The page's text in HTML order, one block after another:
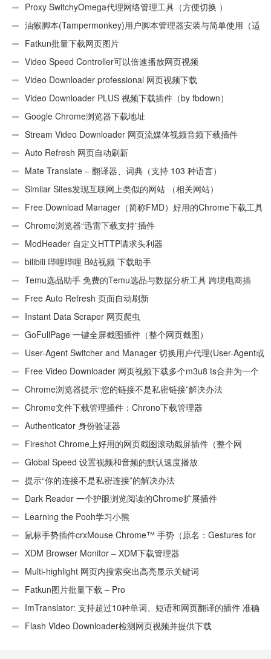
Proxy SwitchyOmega代理网络管理工具（方便切换 ）
油猴脚本(Tampermonkey)用户脚本管理器安装与简单使用（适
用Android）
Fatkun批量下载网页图片
Video Speed Controller可以倍速播放网页视频
Video Downloader professional 网页视频下载
Video Downloader PLUS 视频下载插件（by fbdown）
Google Chrome浏览器下载地址
Stream Video Downloader 网页流媒体视频音频下载插件
Auto Refresh 网页自动刷新
Mate Translate – 翻译器、词典（支持 103 种语言）
Similar Sites发现互联网上类似的网站 （相关网站）
Free Download Manager（简称FMD）好用的Chrome下载工具
插件Chrome浏览器“迅雷下载支持”插件
ModHeader 自定义HTTP请求头利器
bilibili 哔哩哔哩 B站视频 下载助手
Temu选品助手 免费的Temu选品与数据分析工具 跨境电商插
件 Free Auto Refresh 页面自动刷新
Instant Data Scraper 网页爬虫
GoFullPage 一键全屏截图插件（整个网页截图）
User-Agent Switcher and Manager 切换用户代理(User-Agent或
UA)Free Video Downloader 网页视频下载多个m3u8 ts合并为一个
ts文件Chrome浏览器提示“您的链接不是私密链接”解决办法
Chrome文件下载管理插件：Chrono下载管理器
Authenticator 身份验证器
Fireshot Chrome上好用的网页截图滚动截屏插件（整个网
页）Global Speed 设置视频和音频的默认速度播放
提示“你的连接不是私密连接”的解决办法
Dark Reader 一个护眼浏览阅读的Chrome扩展插件
Learning the Pooh学习小熊
鼠标手势插件crxMouse Chrome™ 手势（原名：Gestures for
Chrome(TM)汉化版）
XDM Browser Monitor – XDM下载管理器
Multi-highlight 网页内搜索突出高亮显示关键词
Fatkun图片批量下载 – Pro
ImTranslator: 支持超过10种单词、短语和网页翻译的插件 准确
性不错Flash Video Downloader检测网页视频并提供下载